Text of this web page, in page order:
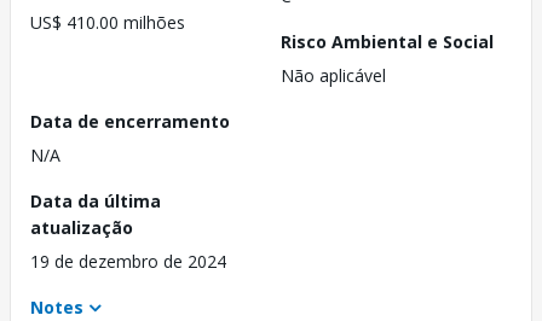
US$ 410.00 milhões
Risco Ambiental e Social
Não aplicável
Data de encerramento
N/A
Data da última
atualização
19 de dezembro de 2024
Notes